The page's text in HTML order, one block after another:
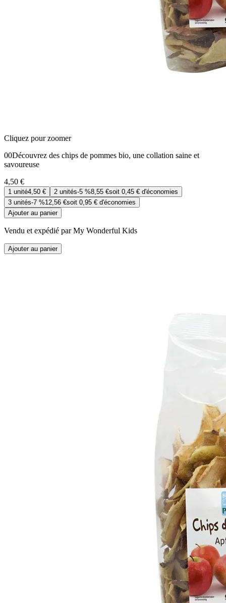
Cliquez pour zoomer
00Découvrez des chips de pommes bio, une collation saine et
savoureuse
4,50 €
1 unité4,50 € 2 unités-5 %8,55 €soit 0,45 € d'économies
3 unités-7 %12,56 €soit 0,95 € d'économies
Ajouter au panier
Vendu et expédié par My Wonderful Kids
Ajouter au panier